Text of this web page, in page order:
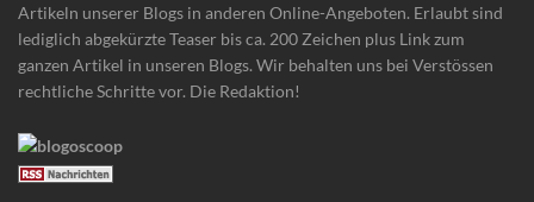
Artikeln unserer Blogs in anderen Online-Angeboten. Erlaubt sind
lediglich abgekürzte Teaser bis ca. 200 Zeichen plus Link zum
ganzen Artikel in unseren Blogs. Wir behalten uns bei Verstössen
rechtliche Schritte vor. Die Redaktion!